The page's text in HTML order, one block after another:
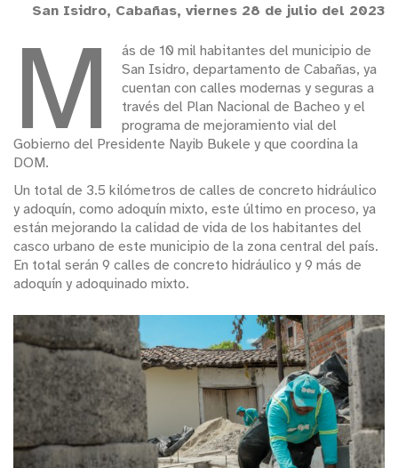
San Isidro, Cabañas, viernes 28 de julio del 2023
M
ás de 10 mil habitantes del municipio de
San Isidro, departamento de Cabañas, ya
cuentan con calles modernas y seguras a
través del Plan Nacional de Bacheo y el
programa de mejoramiento vial del
Gobierno del Presidente Nayib Bukele y que coordina la
DOM.
Un total de 3.5 kilómetros de calles de concreto hidráulico
y adoquín, como adoquín mixto, este último en proceso, ya
están mejorando la calidad de vida de los habitantes del
casco urbano de este municipio de la zona central del país.
En total serán 9 calles de concreto hidráulico y 9 más de
adoquín y adoquinado mixto.